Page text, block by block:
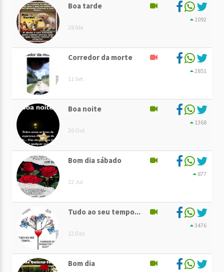
Boa tarde
28 Abr
1092
Corredor da morte
11 Set
2851
Boa noite
26 Out
1368
Bom dia sábado
22 Jul
877
Tudo ao seu tempo...
12 Dez
3476
Bom dia